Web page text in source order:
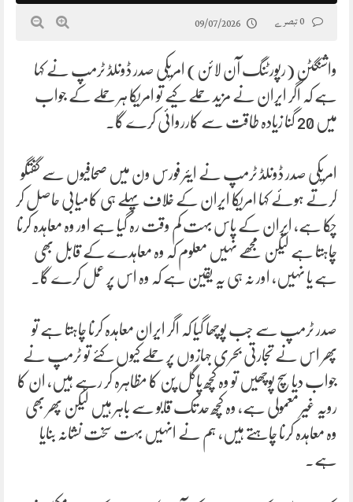
09/07/2026
واشنگٹن (رپورٹنگ آن لائن) امریکی صدر ڈونلڈ ٹرمپ نے کہا
ہے کہ اگر ایران نے مزید حملے کیے تو امریکا ہر حملے کے جواب
میں 20 گنا زیادہ طاقت سے کارروائی کرے گا۔
امریکی صدر ڈونلڈ ٹرمپ نے ایئر فورس ون میں صحافیوں سے گفتگو
کرتے ہوئے کہا امریکا ایران کے خلاف پہلے ہی کامیابی حاصل کر
چکا ہے، ایران کے پاس بہت کم وقت رہ گیا ہے اور وہ معاہدہ کرنا
چاہتا ہے لیکن مجھے نہیں معلوم کہ وہ معاہدے کے قابل بھی
ہے یا نہیں، اور نہ ہی یہ یقین ہے کہ وہ اس پر عمل کرے گا۔
صدر ٹرمپ سے جب پوچھا گیا کہ اگر ایران معاہدہ کرنا چاہتا ہے تو
پھر اس نے تجارتی بحری جہازوں پر حملے کیوں کئے تو ٹرمپ نے
جواب دیا سچ پوچھیں تو وہ کچھ پاگل پن کا مظاہرہ کر رہے ہیں، ان کا
رویہ غیر معمولی ہے، وہ کچھ حد تک قابو سے باہر ہیں لیکن پھر بھی
وہ معاہدہ کرنا چاہتے ہیں، ہم نے انہیں بہت سخت نشانہ بنایا
ہے۔